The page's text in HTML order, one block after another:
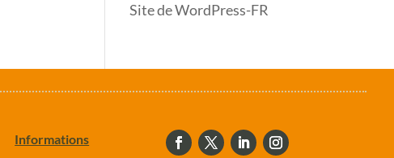
Site de WordPress-FR
Informations